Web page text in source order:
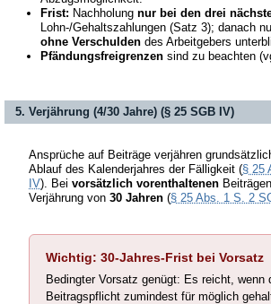
Frist: Nachholung nur bei den drei
Lohn-/Gehaltszahlungen (Satz 3); danach
ohne Verschuldendes Arbeitgebers
Pfändungsfreigrenzensind zu beachten
5. Verjährung (4/30 Jahre) (§ 25 SGB IV)
Ansprüche auf Beiträge verjähren
Ablauf des Kalenderjahres der Fälligkeit (§ 25
IV). Bei vorsätzlich vorenthaltenen
Verjährung von 30 Jahren (§ 25 Abs. 1 S. 2
Wichtig: 30-Jahres-Frist bei Vorsatz
Bedingter Vorsatz genügt: Es reicht, wenn
Beitragspflicht zumindest für möglich